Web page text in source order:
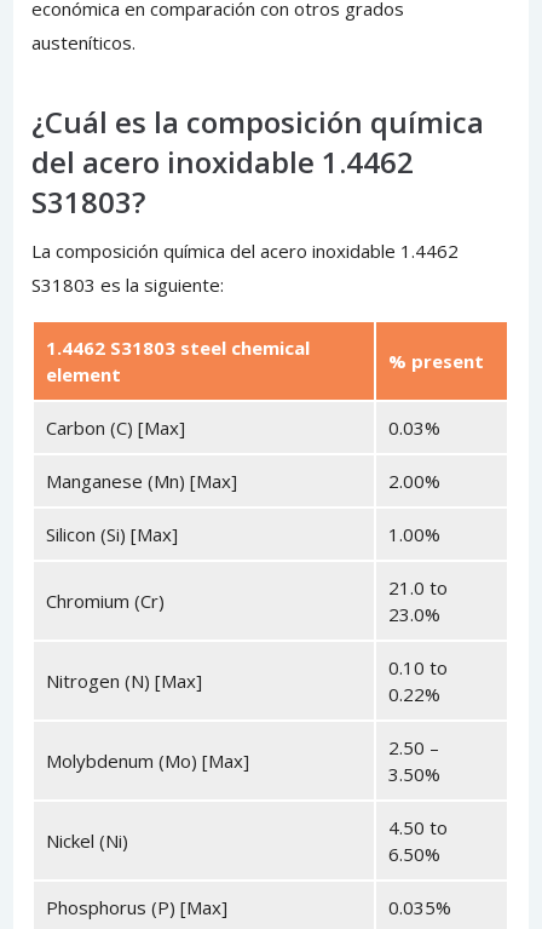
económica en comparación con otros grados
austeníticos.
¿Cuál es la composición química
del acero inoxidable 1.4462
S31803?
La composición química del acero inoxidable 1.4462
S31803 es la siguiente:
1.4462 S31803 steel chemical
element
% present
Carbon (C) [Max] 0.03%
Manganese (Mn) [Max] 2.00%
Silicon (Si) [Max] 1.00%
Chromium (Cr)
21.0 to
23.0%
Nitrogen (N) [Max]
0.10 to
0.22%
Molybdenum (Mo) [Max]
2.50 –
3.50%
Nickel (Ni)
4.50 to
6.50%
Phosphorus (P) [Max] 0.035%